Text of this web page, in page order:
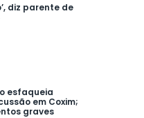
diz parente de
esfaqueia
em Coxim;
graves